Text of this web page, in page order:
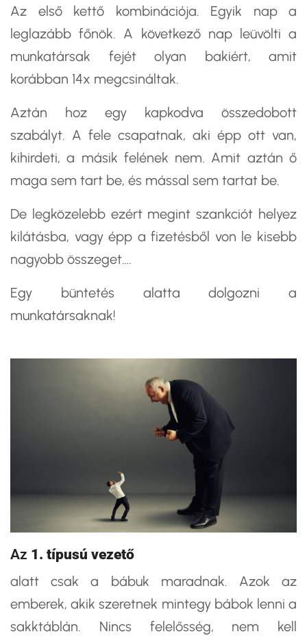
Az első kettő kombinációja. Egyik nap a
leglazább főnök. A következő nap leüvölti a
munkatársak fejét olyan bakiért, amit
korábban 14x megcsináltak.
Aztán hoz egy kapkodva összedobott
szabályt. A fele csapatnak, aki épp ott van,
kihirdeti, a másik felének nem. Amit aztán ő
maga sem tart be, és mással sem tartat be.
De legközelebb ezért megint szankciót helyez
kilátásba, vagy épp a fizetésből von le kisebb
nagyobb összeget….
Egy büntetés alatta dolgozni a
munkatársaknak!
Az 1. típusú vezető
alatt csak a bábuk maradnak. Azok az
emberek, akik szeretnek mintegy bábok lenni a
sakktáblán. Nincs felelősség, nem kell